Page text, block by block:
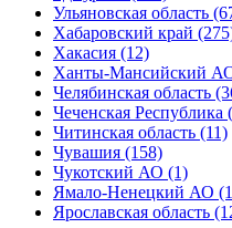
Ульяновская область
Хабаровский край
Хакасия (12)
Ханты-Мансийский
Челябинская область
Чеченская Республика
Читинская область (11)
Чувашия (158)
Чукотский АО (1)
Ямало-Ненецкий АО
Ярославская область